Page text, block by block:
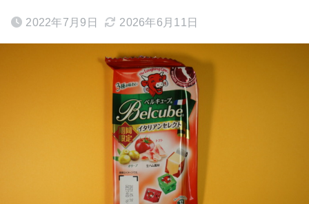
2022年7月9日 2026年6月11日